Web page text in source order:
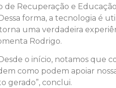
de Recuperação e
forma, a tecnologia é
uma verdadeira
Rodrigo.
o início, notamos que
como podem apoiar
gerado”, conclui.